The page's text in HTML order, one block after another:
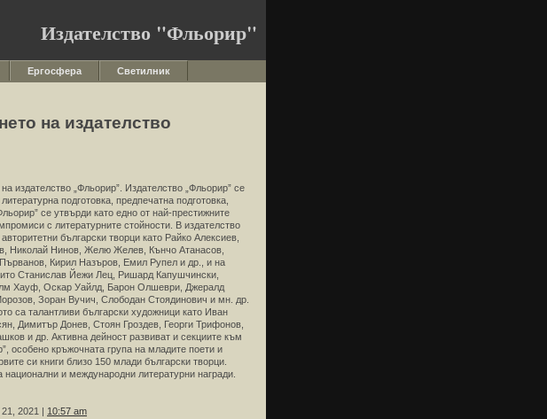
Издателство "Фльорир"
Ергосфера Светилник
на издателство
издателство „Фльорир”. Издателство „Фльорир” се
подготовка, предпечатна подготовка,
се утвърди като едно от най-престижните
с литературните стойности. В издателство
български творци като Райко Алексиев,
Николай Нинов, Желю Желев, Кънчо Атанасов,
Кирил Назъров, Емил Рупел и др., и на
Станислав Йежи Лец, Ришард Капушчински,
Хауф, Оскар Уайлд, Барон Олшеври, Джералд
Зоран Вучич, Слободан Стоядинович и мн. др.
са талантливи български художници като Иван
Димитър Донев, Стоян Гроздев, Георги Трифонов,
и др. Активна дейност развиват и секциите към
особено кръжочната група на младите поети и
си книги близо 150 млади български творци.
национални и международни литературни награди.
2021 | 10:57 am